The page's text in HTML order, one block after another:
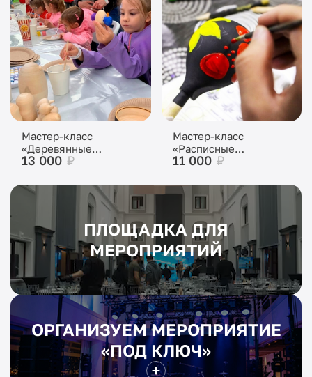
Мастер-класс
«Деревянные
игрушки»
13 000 ₽
Мастер-класс
«Расписные
деревянные ложки»
11 000 ₽
ПЛОЩАДКА ДЛЯ
МЕРОПРИЯТИЙ
ОРГАНИЗУЕМ МЕРОПРИЯТИЕ
«ПОД КЛЮЧ»